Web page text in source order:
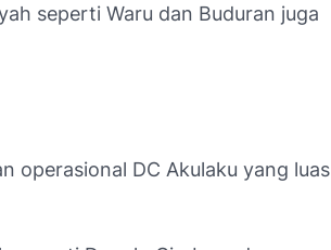
seperti Waru dan Buduran juga
operasional DC Akulaku yang luas